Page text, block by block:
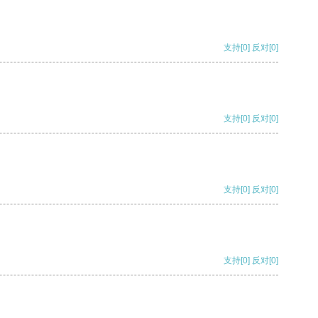
支持[0] 反对[0]
支持[0] 反对[0]
支持[0] 反对[0]
支持[0] 反对[0]